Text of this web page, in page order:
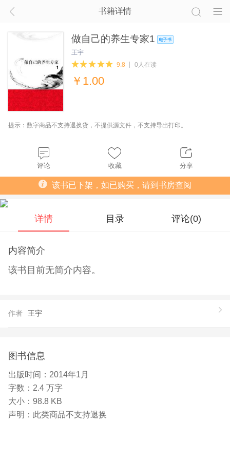
书籍详情
做自己的养生专家1
王宇
9.8
0人在读
￥ 1.00
提示：数字商品不支持退换货，不提供源文件，不支持导出打印。
评论 收藏 分享
该书已下架，如已购买，请到书房查阅
详情 目录 评论(0)
内容简介
该书目前无简介内容。
作者 王宇
图书信息
出版时间： 2014年1月
字数： 2.4 万字
大小： 98.8 KB
声明： 此类商品不支持退换